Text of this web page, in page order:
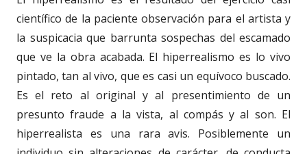
científico de la paciente observación para el artista y
la suspicacia que barrunta sospechas del escamado
que ve la obra acabada. El hiperrealismo es lo vivo
pintado, tan al vivo, que es casi un equívoco buscado.
Es el reto al original y al presentimiento de un
presunto fraude a la vista, al compás y al son. El
hiperrealista es una rara avis. Posiblemente un